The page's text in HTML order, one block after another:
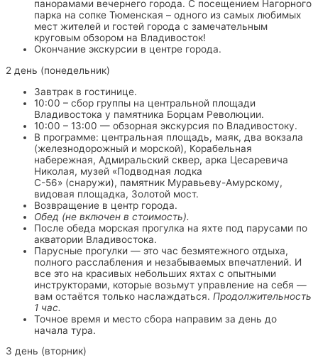
панорамами вечернего города. С посещением Нагорного
парка на сопке Тюменская – одного из самых любимых
мест жителей и гостей города с замечательным
круговым обзором на Владивосток!
Окончание экскурсии в центре города.
2 день (понедельник)
Завтрак в гостинице.
10:00 – сбор группы на центральной площади
Владивостока у памятника Борцам Революции.
10:00 – 13:00 — обзорная экскурсия по Владивостоку.
В программе: центральная площадь, маяк, два вокзала
(железнодорожный и морской), Корабельная
набережная, Адмиральский сквер, арка Цесаревича
Николая, музей «Подводная лодка
С-56» (снаружи), памятник Муравьеву-Амурскому,
видовая площадка, Золотой мост.
Возвращение в центр города.
Обед (не включен в стоимость).
После обеда морская прогулка на яхте под парусами по
акватории Владивостока.
Парусные прогулки — это час безмятежного отдыха,
полного расслабления и незабываемых впечатлений. И
все это на красивых небольших яхтах с опытными
инструкторами, которые возьмут управление на себя —
вам остаётся только наслаждаться. Продолжительность
1 час.
Точное время и место сбора направим за день до
начала тура.
3 день (вторник)